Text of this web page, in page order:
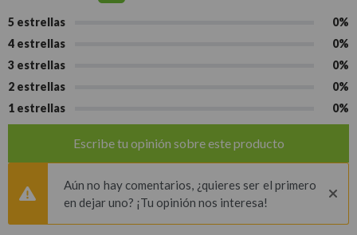
5 estrellas
0%
4 estrellas
0%
3 estrellas
0%
2 estrellas
0%
1 estrellas
0%
Escribe tu opinión sobre este producto
Aún no hay comentarios, ¿quieres ser el primero
en dejar uno? ¡Tu opinión nos interesa!